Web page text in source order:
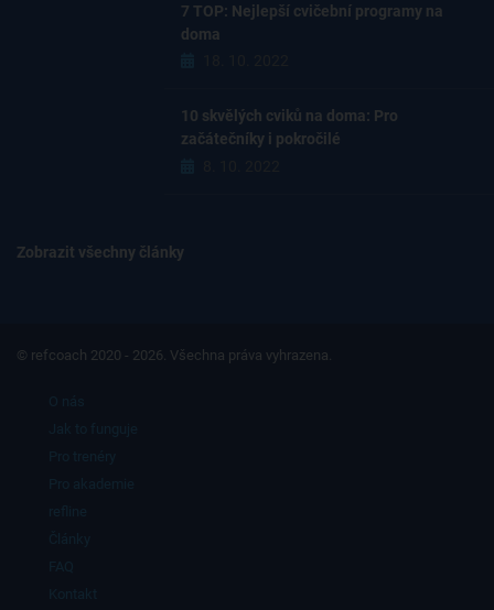
7 TOP: Nejlepší cvičební programy na
doma
10 skvělých cviků na doma: Pro
začátečníky i pokročilé
Zobrazit všechny články
© refcoach 2020 - 2026. Všechna práva vyhrazena.